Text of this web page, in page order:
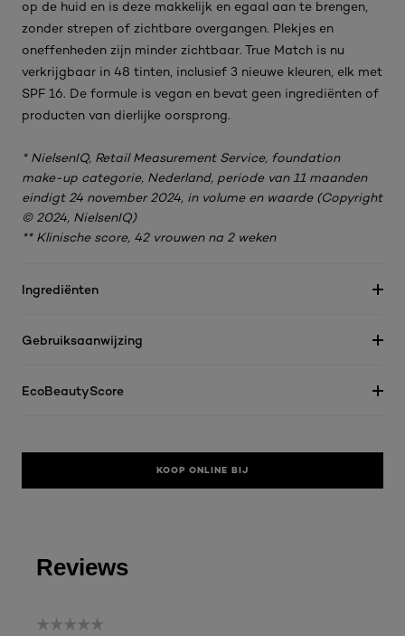
op de huid en is deze makkelijk en egaal aan te brengen,
zonder strepen of zichtbare overgangen. Plekjes en
oneffenheden zijn minder zichtbaar. True Match is nu
verkrijgbaar in 48 tinten, inclusief 3 nieuwe kleuren, elk met
SPF 16. De formule is vegan en bevat geen ingrediënten of
producten van dierlijke oorsprong.
* NielsenIQ, Retail Measurement Service, foundation
make-up categorie, Nederland, periode van 11 maanden
eindigt 24 november 2024, in volume en waarde (Copyright
© 2024, NielsenIQ)
** Klinische score, 42 vrouwen na 2 weken
Ingrediënten
Gebruiksaanwijzing
EcoBeautyScore
KOOP ONLINE BIJ
Reviews
☆☆☆☆☆